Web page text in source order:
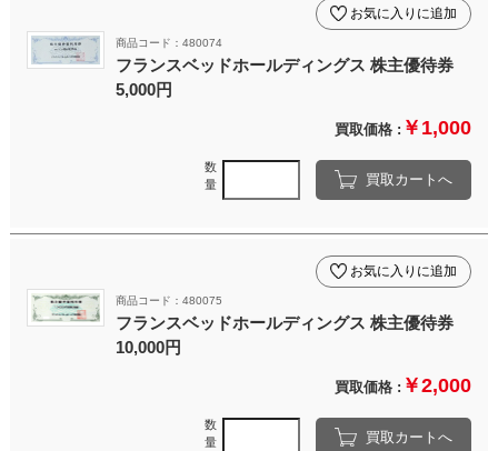
商品コード：480074
フランスベッドホールディングス 株主優待券
5,000円
お気に入りに追加
買取価格 : ￥1,000
数
量
買取カートへ
商品コード：480075
フランスベッドホールディングス 株主優待券
10,000円
お気に入りに追加
買取価格 : ￥2,000
数
量
買取カートへ